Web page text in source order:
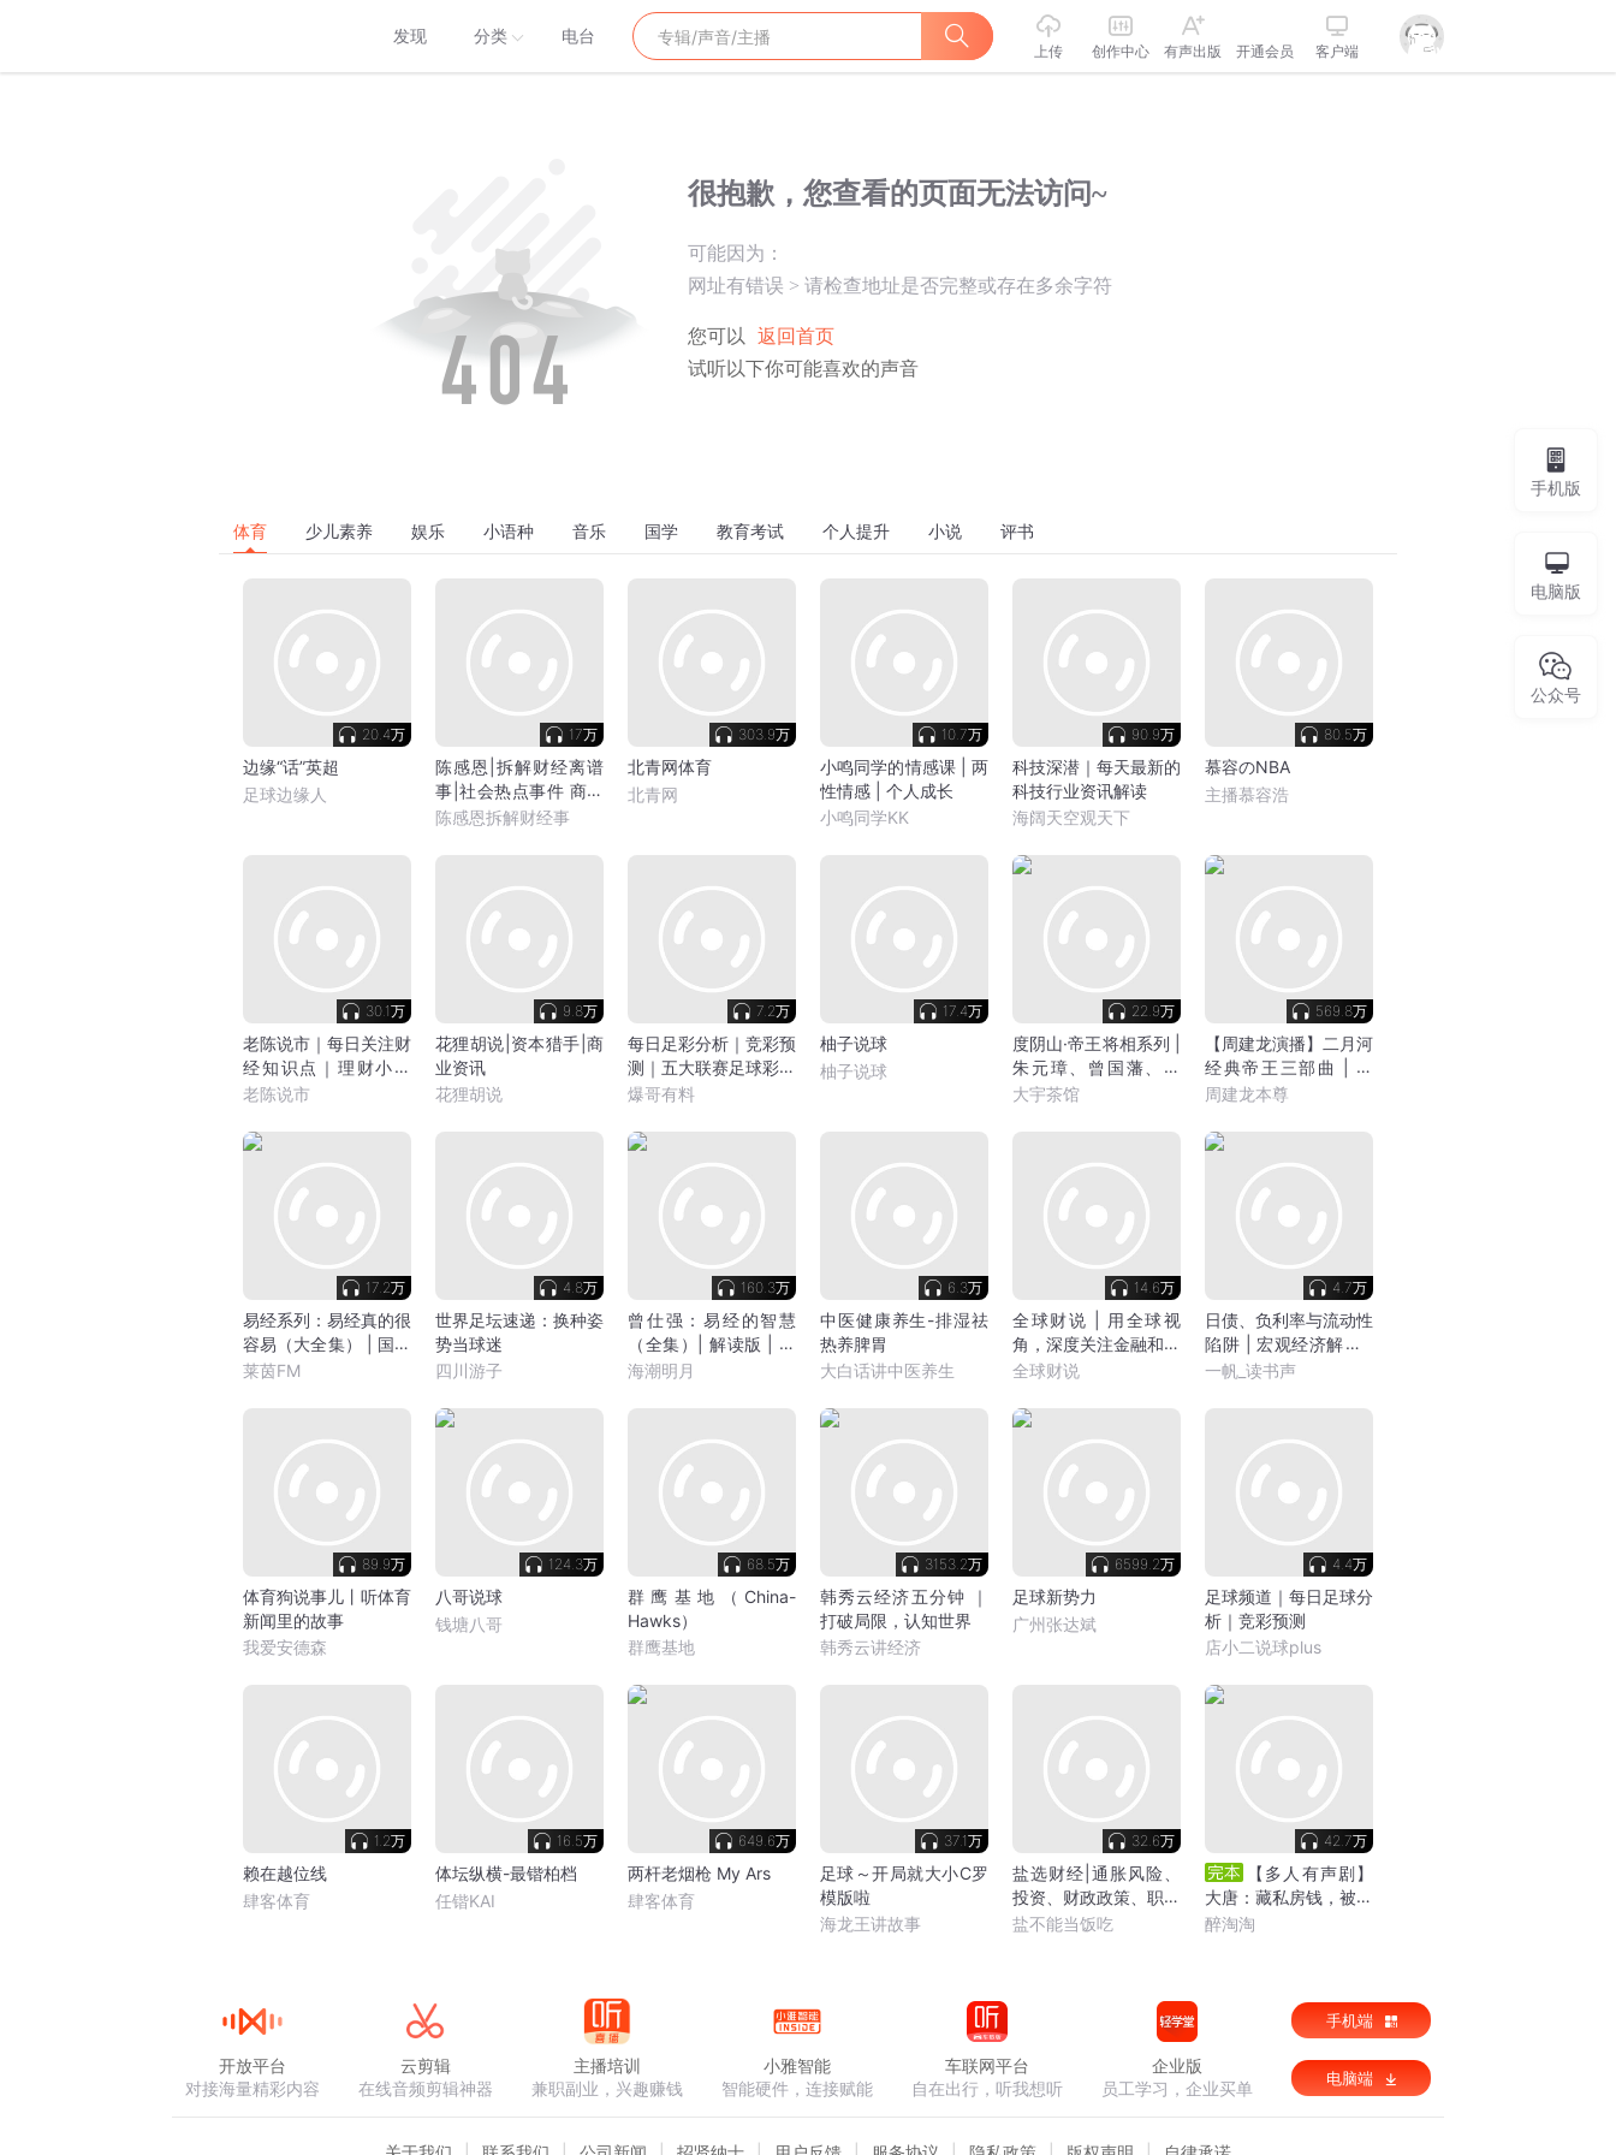
发现 分类 电台
上传 创作中心 有声出版 开通会员 客户端
很抱歉，您查看的页面无法访问~
可能因为：
网址有错误 > 请检查地址是否完整或存在多余字符
您可以
返回首页
试听以下你可能喜欢的声音
体育 少儿素养 娱乐 小语种 音乐 国学 教育考试 个人提升 小说 评书
20.4万
边缘“话”英超
足球边缘人
17万
陈感恩|拆解财经离谱
事|社会热点事件 商业
骗局
陈感恩拆解财经事
303.9万
北青网体育
北青网
10.7万
小鸣同学的情感课 | 两
性情感 | 个人成长
小鸣同学KK
90.9万
科技深潜｜每天最新的
科技行业资讯解读
海阔天空观天下
80.5万
慕容のNBA
主播慕容浩
30.1万
老陈说市｜每日关注财
经知识点｜理财小白
财富增长
老陈说市
9.8万
花狸胡说|资本猎手|商
业资讯
花狸胡说
7.2万
每日足彩分析｜竞彩预
测｜五大联赛足球彩票
投注宝典
爆哥有料
17.4万
柚子说球
柚子说球
22.9万
度阴山·帝王将相系列 |
朱元璋、曾国藩、曹
操、秦始皇、成吉思汗
大宇茶馆
569.8万
【周建龙演播】二月河
经典帝王三部曲 | 康
熙、雍正、乾隆 | 帝王
的清宫剧启蒙
周建龙本尊
17.2万
易经系列：易经真的很
容易（大全集） | 国学
大师曾仕强 | 解读版 |
莱茵FM
4.8万
世界足坛速递：换种姿
势当球迷
四川游子
160.3万
曾仕强：易经的智慧
（全集）| 解读版 | 探
究自占自解的奥秘 | 海
海潮明月
6.3万
中医健康养生-排湿祛
热养脾胃
大白话讲中医养生
14.6万
全球财说 | 用全球视
角，深度关注金融和资
本市场
全球财说
4.7万
日债、负利率与流动性
陷阱 | 宏观经济解析 |
读懂利率周期、把握投
一帆_读书声
89.9万
体育狗说事儿丨听体育
新闻里的故事
我爱安德森
124.3万
八哥说球
钱塘八哥
68.5万
群鹰基地（China-
Hawks）
群鹰基地
3153.2万
韩秀云经济五分钟 ｜
打破局限，认知世界
韩秀云讲经济
6599.2万
足球新势力
广州张达斌
4.4万
足球频道｜每日足球分
析｜竞彩预测
店小二说球plus
1.2万
赖在越位线
肆客体育
16.5万
体坛纵横-最锴柏档
任锴KAI
649.6万
两杆老烟枪 My Ars
肆客体育
37.1万
足球～开局就大小C罗
模版啦
海龙王讲故事
32.6万
盐选财经|通胀风险、
投资、财政政策、职场
突破全面洞察
盐不能当饭吃
42.7万
【多人有声剧】
大唐：藏私房钱，被小
兕子曝光|醉淘淘演播|
醉淘淘
手机版
电脑版
公众号
开放平台
对接海量精彩内容
云剪辑
在线音频剪辑神器
主播培训
兼职副业，兴趣赚钱
小雅智能
智能硬件，连接赋能
车联网平台
自在出行，听我想听
企业版
员工学习，企业买单
手机端
电脑端